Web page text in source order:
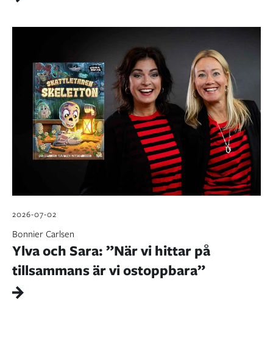
2026-07-02
Bonnier Carlsen
Ylva och Sara: ”När vi hittar på
tillsammans är vi ostoppbara”